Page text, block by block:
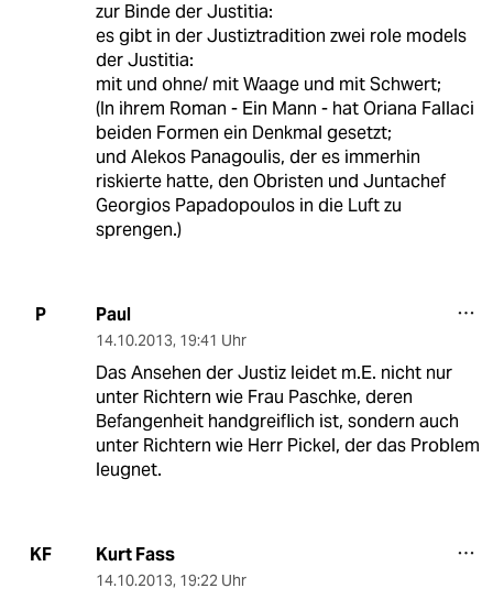
zur Binde der Justitia:
es gibt in der Justiztradition zwei role models
der Justitia:
mit und ohne/ mit Waage und mit Schwert;
(In ihrem Roman - Ein Mann - hat Oriana Fallaci
beiden Formen ein Denkmal gesetzt;
und Alekos Panagoulis, der es immerhin
riskierte hatte, den Obristen und Juntachef
Georgios Papadopoulos in die Luft zu
sprengen.)
P Paul
14.10.2013, 19:41 Uhr
Das Ansehen der Justiz leidet m.E. nicht nur
unter Richtern wie Frau Paschke, deren
Befangenheit handgreiflich ist, sondern auch
unter Richtern wie Herr Pickel, der das Problem
leugnet.
KF Kurt Fass
14.10.2013, 19:22 Uhr